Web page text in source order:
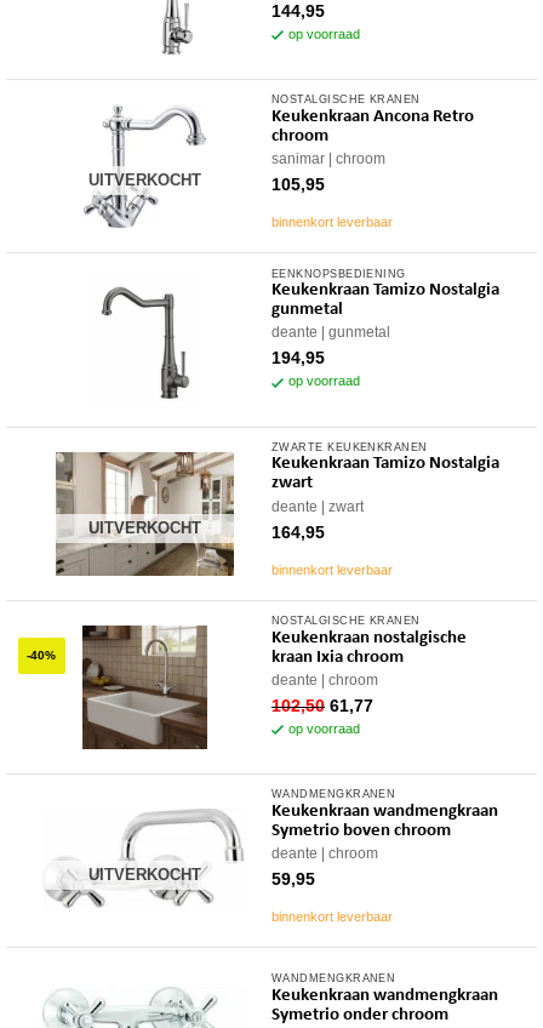
144,95
op voorraad
UITVERKOCHT
NOSTALGISCHE KRANEN
Keukenkraan Ancona Retro
chroom
sanimar chroom
105,95
binnenkort leverbaar
EENKNOPSBEDIENING
Keukenkraan Tamizo Nostalgia
gunmetal
deante gunmetal
194,95
op voorraad
UITVERKOCHT
ZWARTE KEUKENKRANEN
Keukenkraan Tamizo Nostalgia
zwart
deante zwart
164,95
binnenkort leverbaar
-40%
NOSTALGISCHE KRANEN
Keukenkraan nostalgische
kraan Ixia chroom
deante chroom
102,50 oorspronkelijke
prijs
was:
61,77huidige
op voorraad
UITVERKOCHT
WANDMENGKRANEN
Keukenkraan wandmengkraan
Symetrio boven chroom
deante chroom
59,95
binnenkort leverbaar
WANDMENGKRANEN
Keukenkraan wandmengkraan
Symetrio onder chroom